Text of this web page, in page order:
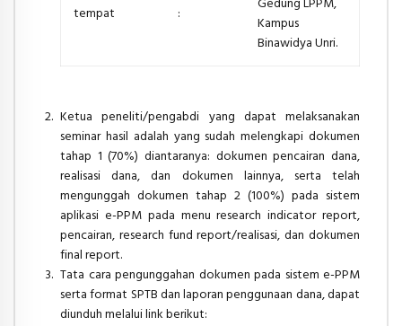
tempat :
Gedung LPPM,
Kampus
Binawidya Unri.
Ketua peneliti/pengabdi yang dapat melaksanakan
seminar hasil adalah yang sudahmelengkapi dokumen
tahap 1 (70%) diantaranya: dokumen pencairan dana,
realisasi dana,dan dokumen lainnya, serta telah
mengunggah dokumen tahap 2 (100%) pada sistem
aplikasi e-PPM pada menuresearch indicator report,
pencairan, research fundreport/realisasi, dan dokumen
final report.
Tata cara pengunggahan dokumen pada sistem e-PPM
serta format SPTB dan laporanpenggunaan dana, dapat
diunduh melaluilink berikut: